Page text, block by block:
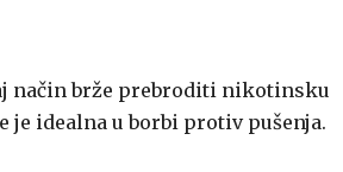
način brže prebroditi nikotinsku
idealna u borbi protiv pušenja.